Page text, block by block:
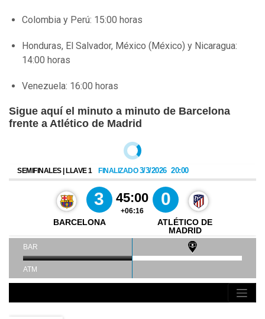
Colombia y Perú: 15:00 horas
Honduras, El Salvador, México (México) y Nicaragua:
14:00 horas
Venezuela: 16:00 horas
Sigue aquí el minuto a minuto de Barcelona
frente a Atlético de Madrid